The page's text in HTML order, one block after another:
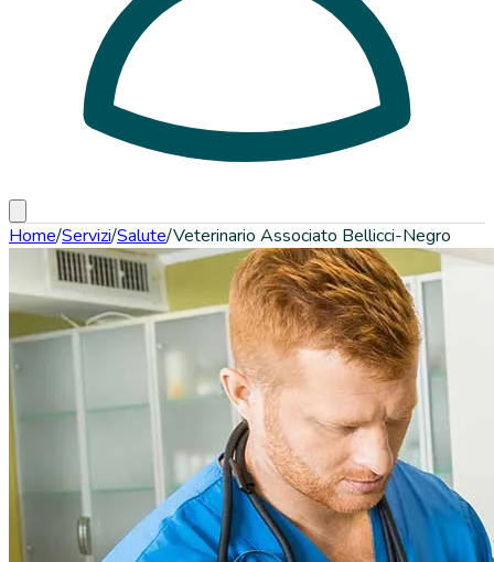
Home/Servizi/Salute/Veterinario Associato Bellicci-Negro